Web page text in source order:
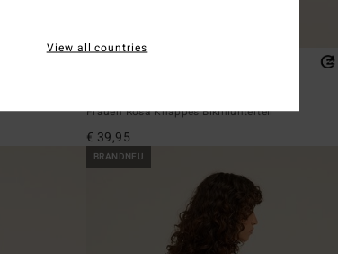
Frauen Rosa Knappes Bikiniunterteil
€ 39,95
BRANDNEU
View all countries